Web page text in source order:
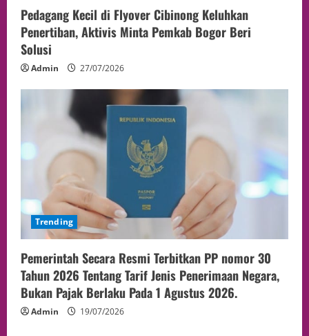
Pedagang Kecil di Flyover Cibinong Keluhkan
Penertiban, Aktivis Minta Pemkab Bogor Beri
Solusi
Admin 27/07/2026
Trending
Pemerintah Secara Resmi Terbitkan PP nomor 30
Tahun 2026 Tentang Tarif Jenis Penerimaan Negara,
Bukan Pajak Berlaku Pada 1 Agustus 2026.
Admin 19/07/2026